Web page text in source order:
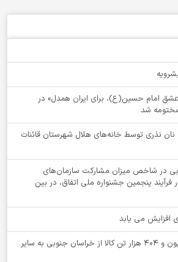
عشق امام حسین(ع)، برای ایران همدل» در
شد
هزار قرص نان نذری توسط خانه‌های هلال شهرستان قائنات
جنوبی در شاخص میزان مشارکت سازمان‌های
فرآیند پنجمین جشنواره ملی اتفاق، در بین
افزایش می یابد
جابه جایی بیش از 2 میلیون و 404 هزار تن کالا از خراسان جنوبی به سایر